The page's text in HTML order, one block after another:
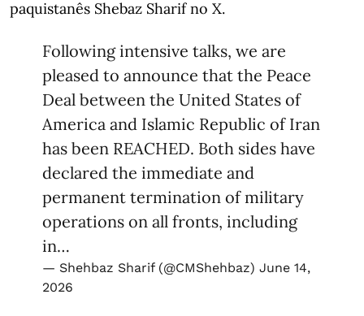
paquistanês Shebaz Sharif no X.
Following intensive talks, we are
pleased to announce that the Peace
Deal between the United States of
America and Islamic Republic of Iran
has been REACHED. Both sides have
declared the immediate and
permanent termination of military
operations on all fronts, including
in…
— Shehbaz Sharif (@CMShehbaz) June 14,
2026